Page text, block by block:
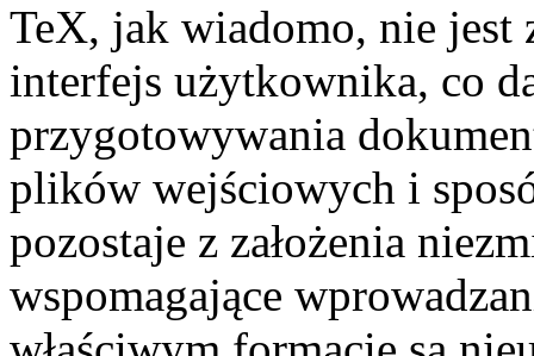
TeX, jak wiadomo, nie jest
interfejs użytkownika, co
przygotowywania
plików wejściowych i
pozostaje z założenia
wspomagające